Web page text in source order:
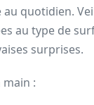
quotidien.
au type de
surprises.
: